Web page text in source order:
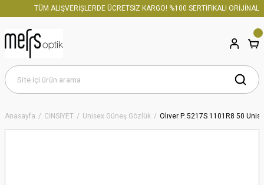
TÜM ALIŞVERİŞLERDE ÜCRETSİZ KARGO! %100 SERTİFİKALI ORİJİNAL
Anasayfa CİNSİYET Unisex Güneş Gözlük Olıver P. 5217S 1101R8 50